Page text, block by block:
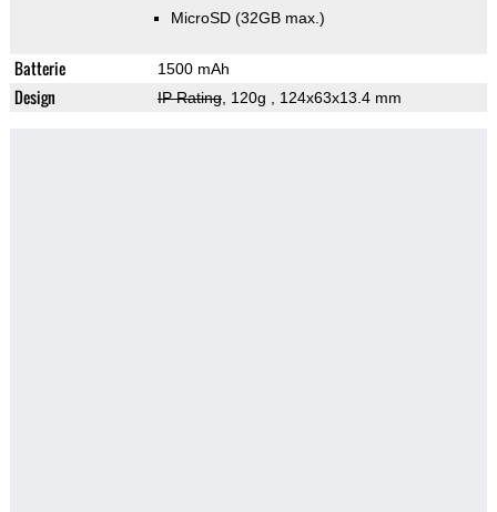
MicroSD (32GB max.)
Batterie 1500 mAh
Design IP Rating, 120g , 124x63x13.4 mm